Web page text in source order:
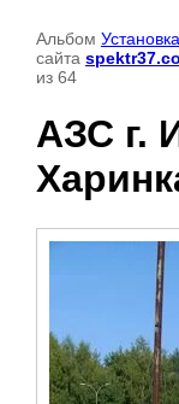
Альбом
сайта
из 64
АЗС г.